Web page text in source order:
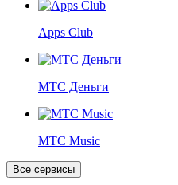
Apps Club
МТС Деньги
МТС Music
Все сервисы